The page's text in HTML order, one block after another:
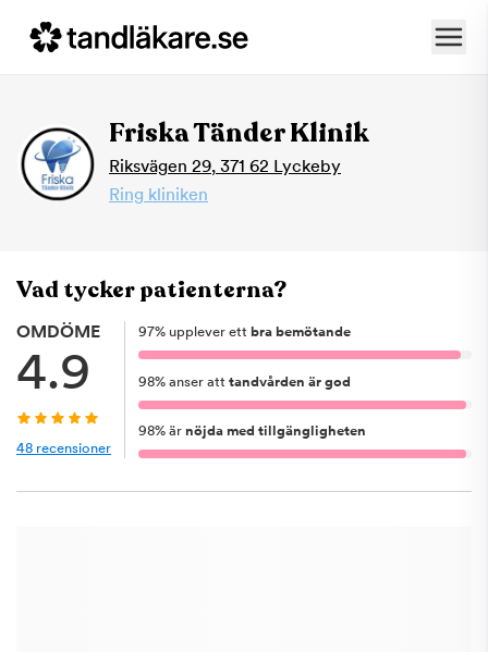
Friska Tänder Klinik
Riksvägen 29, 371 62 Lyckeby
Ring kliniken
Vad tycker patienterna?
OMDÖME
4.9
48 recensioner
97% upplever ett bra bemötande
98% anser att tandvården är god
98% är nöjda med tillgängligheten